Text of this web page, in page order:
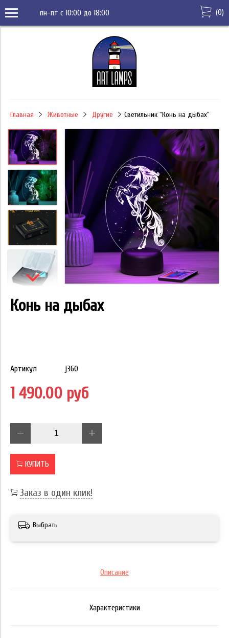
пн-пт с 10:00 до 18:00 (0)
Главная Животные Другие Светильник "Конь на дыбах"
Конь на дыбах
Артикул j360
1 490.00 руб
КУПИТЬ
Заказ в один клик!
Выбрать
Описание
Характеристики